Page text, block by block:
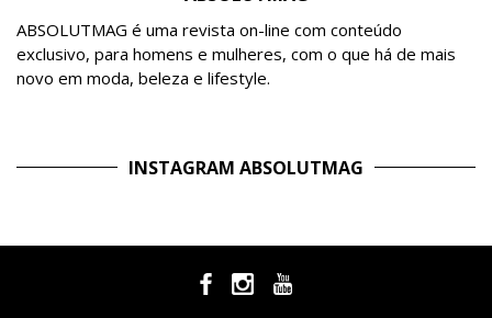
ABSOLUTMAG é uma revista on-line com conteúdo
exclusivo, para homens e mulheres, com o que há de mais
novo em moda, beleza e lifestyle.
INSTAGRAM ABSOLUTMAG